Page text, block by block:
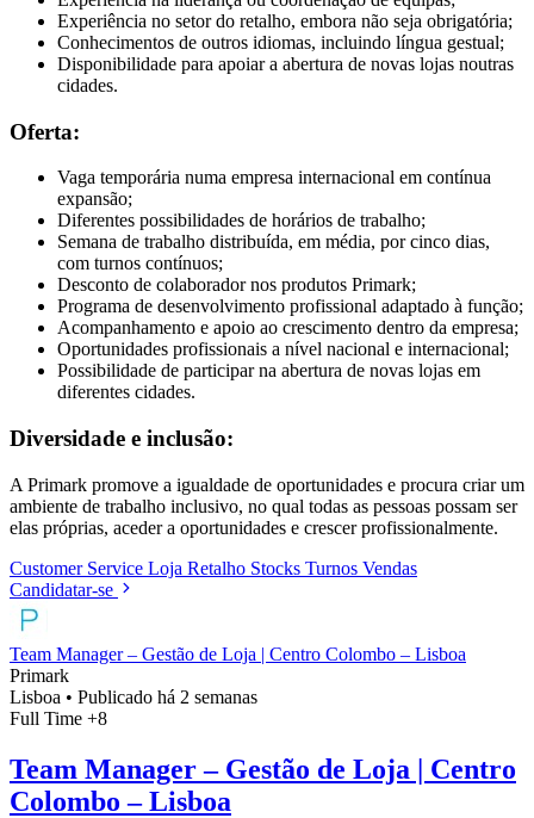
Experiência no setor do retalho, embora não seja obrigatória;
Conhecimentos de outros idiomas, incluindo língua gestual;
Disponibilidade para apoiar a abertura de novas lojas noutras
cidades.
Oferta:
Vaga temporária numa empresa internacional em contínua
expansão;
Diferentes possibilidades de horários de trabalho;
Semana de trabalho distribuída, em média, por cinco dias,
com turnos contínuos;
Desconto de colaborador nos produtos Primark;
Programa de desenvolvimento profissional adaptado à função;
Acompanhamento e apoio ao crescimento dentro da empresa;
Oportunidades profissionais a nível nacional e internacional;
Possibilidade de participar na abertura de novas lojas em
diferentes cidades.
Diversidade e inclusão:
A Primark promove a igualdade de oportunidades e procura criar um
ambiente de trabalho inclusivo, no qual todas as pessoas possam ser
elas próprias, aceder a oportunidades e crescer profissionalmente.
Customer Service Loja Retalho Stocks Turnos Vendas
Candidatar-se
Team Manager – Gestão de Loja | Centro Colombo – Lisboa
Primark
Lisboa • Publicado há 2 semanas
Full Time +8
Team Manager – Gestão de Loja | Centro
Colombo – Lisboa